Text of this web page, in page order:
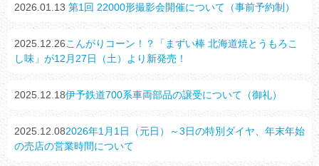
2026.01.13 第1回 22000形撮影会開催について（事前予約制）
2025.12.26こんがりコーン！？「まずい棒 北海道焼とうもろこ
し味」が12月27日（土）より新発売！
2025.12.18伊予鉄道700系車両部品の譲受について（御礼）
2025.12.082026年1月1日（元日）～3日の特別ダイヤ、年末年始
の売店の営業時間について